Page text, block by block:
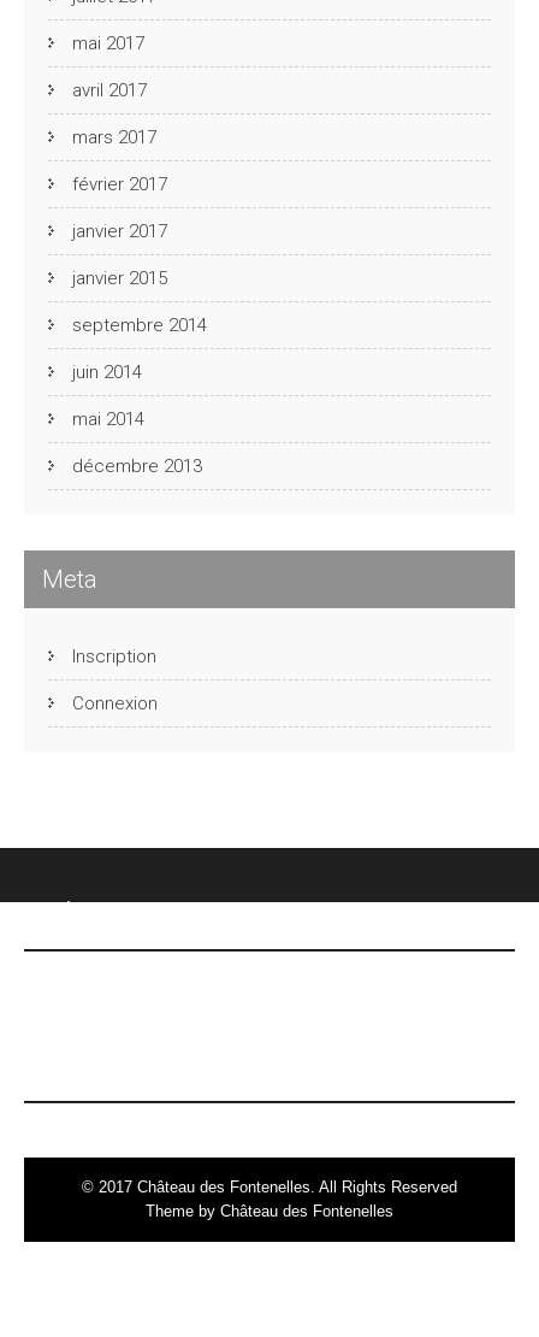
mai 2017
avril 2017
mars 2017
février 2017
janvier 2017
janvier 2015
septembre 2014
juin 2014
mai 2014
décembre 2013
Meta
Inscription
Connexion
© 2017 Château des Fontenelles. All Rights Reserved
Theme by Château des Fontenelles